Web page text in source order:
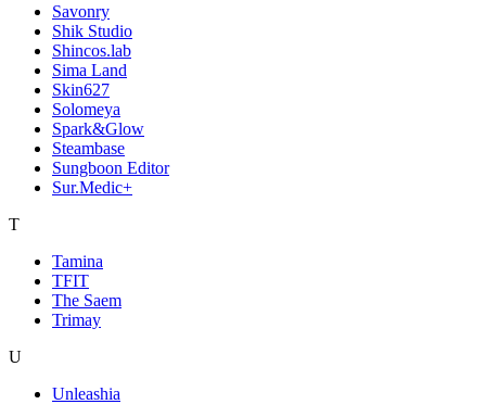
Savonry
Shik Studio
Shincos.lab
Sima Land
Skin627
Solomeya
Spark&Glow
Steambase
Sungboon Editor
Sur.Medic+
T
Tamina
TFIT
The Saem
Trimay
U
Unleashia